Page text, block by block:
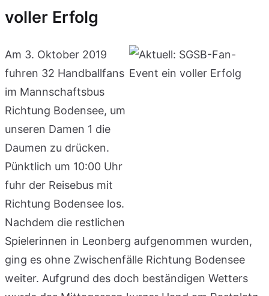
voller Erfolg
Am 3. Oktober 2019
fuhren 32 Handballfans
im Mannschaftsbus
Richtung Bodensee, um
unseren Damen 1 die
Daumen zu drücken.
Pünktlich um 10:00 Uhr
fuhr der Reisebus mit
Richtung Bodensee los.
Nachdem die restlichen
Spielerinnen in Leonberg aufgenommen wurden,
ging es ohne Zwischenfälle Richtung Bodensee
weiter. Aufgrund des doch beständigen Wetters